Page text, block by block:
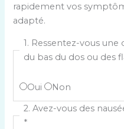
rapidement vos
adapté.
1. Ressentez-vous
du bas du dos ou des
Oui
Non
2. Avez-vous des
*